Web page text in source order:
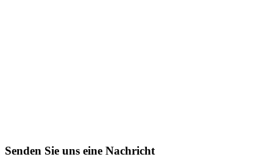
Senden Sie uns eine Nachricht